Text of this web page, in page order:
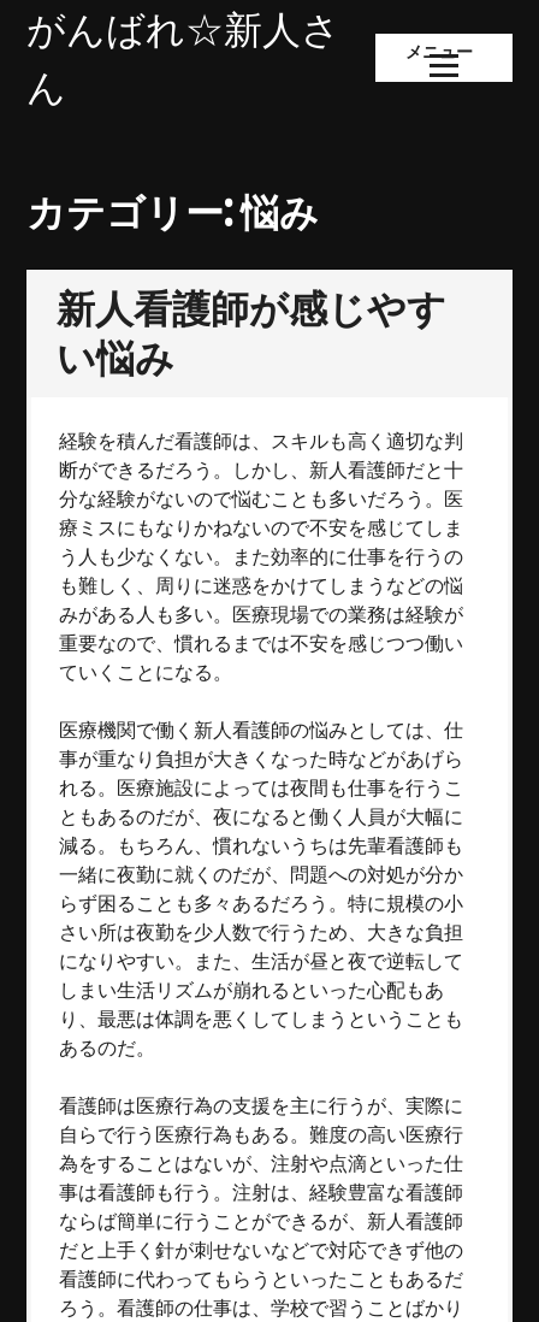
がんばれ☆新人さ
ん
メニュー
カテゴリー:悩み
新人看護師が感じやす
い悩み
経験を積んだ看護師は、スキルも高く適切な判
断ができるだろう。しかし、新人看護師だと十
分な経験がないので悩むことも多いだろう。医
療ミスにもなりかねないので不安を感じてしま
う人も少なくない。また効率的に仕事を行うの
も難しく、周りに迷惑をかけてしまうなどの悩
みがある人も多い。医療現場での業務は経験が
重要なので、慣れるまでは不安を感じつつ働い
ていくことになる。
医療機関で働く新人看護師の悩みとしては、仕
事が重なり負担が大きくなった時などがあげら
れる。医療施設によっては夜間も仕事を行うこ
ともあるのだが、夜になると働く人員が大幅に
減る。もちろん、慣れないうちは先輩看護師も
一緒に夜勤に就くのだが、問題への対処が分か
らず困ることも多々あるだろう。特に規模の小
さい所は夜勤を少人数で行うため、大きな負担
になりやすい。また、生活が昼と夜で逆転して
しまい生活リズムが崩れるといった心配もあ
り、最悪は体調を悪くしてしまうということも
あるのだ。
看護師は医療行為の支援を主に行うが、実際に
自らで行う医療行為もある。難度の高い医療行
為をすることはないが、注射や点滴といった仕
事は看護師も行う。注射は、経験豊富な看護師
ならば簡単に行うことができるが、新人看護師
だと上手く針が刺せないなどで対応できず他の
看護師に代わってもらうといったこともあるだ
ろう。看護師の仕事は、学校で習うことばかり